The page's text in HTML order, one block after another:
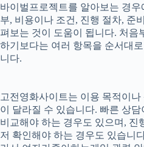
바이벌프로젝트를 알아보는 경
부, 비용이나 조건, 진행 절차, 준
펴보는 것이 도움이 됩니다. 처음
하기보다는 여러 항목을 순서대
니다.
고전영화사이트는 이용 목적이
이 달라질 수 있습니다. 빠른 상
비교해야 하는 경우도 있으며, 진
저 확인해야 하는 경우도 있습니